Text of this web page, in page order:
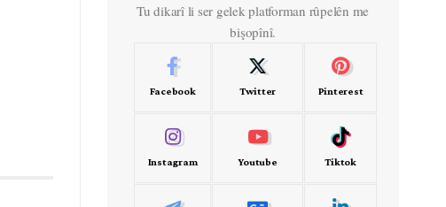
Tu dikarî li ser gelek platforman rûpelên me
bişopînî.
Facebook Twitter Pinterest
Instagram Youtube Tiktok